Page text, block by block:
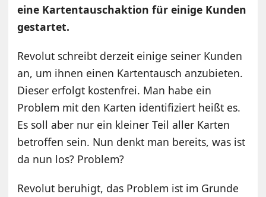
eine Kartentauschaktion für einige Kunden
gestartet.
Revolut schreibt derzeit einige seiner Kunden
an, um ihnen einen Kartentausch anzubieten.
Dieser erfolgt kostenfrei. Man habe ein
Problem mit den Karten identifiziert heißt es.
Es soll aber nur ein kleiner Teil aller Karten
betroffen sein. Nun denkt man bereits, was ist
da nun los? Problem?
Revolut beruhigt, das Problem ist im Grunde